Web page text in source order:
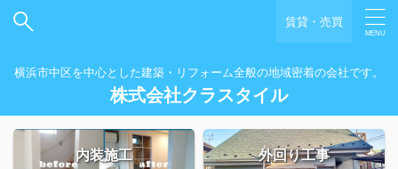
賃貸・売買
横浜市中区を中心とした建築・リフォーム全般の地域密着の会社です。
株式会社クラスタイル
内装施工 外回り工事